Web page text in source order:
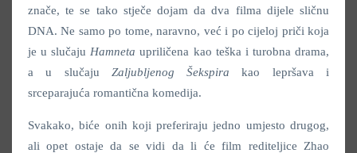
znače, te se tako stječe dojam da dva filma dijele sličnu
DNA. Ne samo po tome, naravno, već i po cijeloj priči koja
je u slučaju Hamnetaupriličena kao teška i turobna drama,
a u slučaju Zaljubljenog Šekspirakao lepršava i
srceparajuća romantična komedija.
Svakako, biće onih koji preferiraju jedno umjesto drugog,
ali opet ostaje da se vidi da li će film rediteljice Zhao